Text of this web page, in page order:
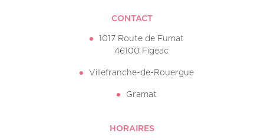
CONTACT
1017 Route de Fumat
46100 Figeac
Villefranche-de-Rouergue
Gramat
HORAIRES